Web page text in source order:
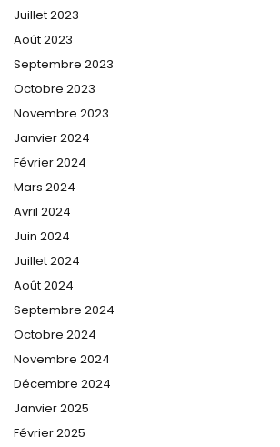
Juillet 2023
Août 2023
Septembre 2023
Octobre 2023
Novembre 2023
Janvier 2024
Février 2024
Mars 2024
Avril 2024
Juin 2024
Juillet 2024
Août 2024
Septembre 2024
Octobre 2024
Novembre 2024
Décembre 2024
Janvier 2025
Février 2025